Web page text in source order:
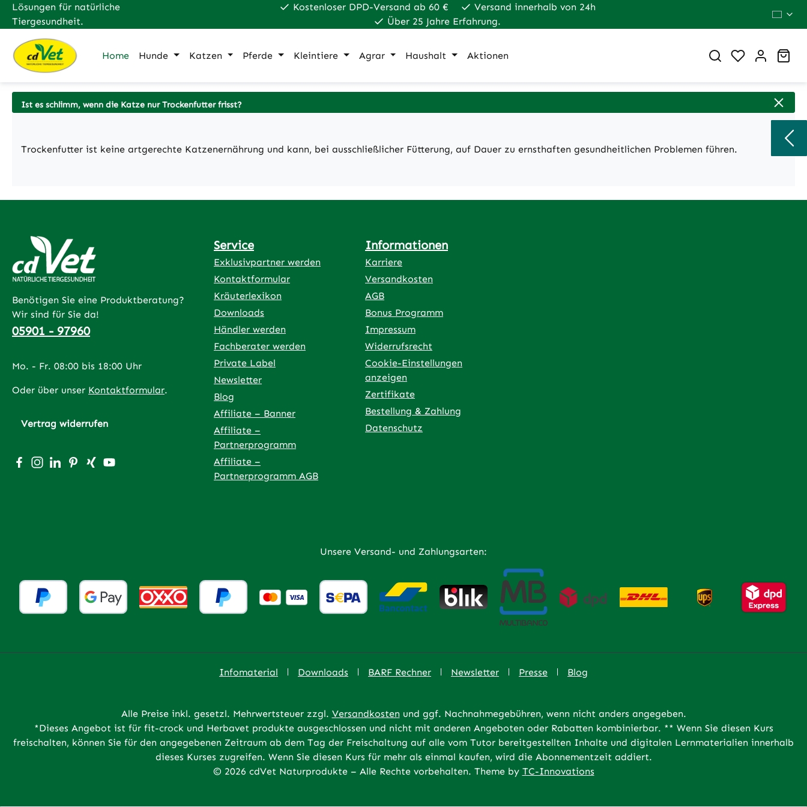
Hauptinhalt springen
Zur Suche springen
Zur Hauptnavigation springen
Lösungen für natürliche
Tiergesundheit.
Kostenloser DPD-Versand ab 60 €
Versand innerhalb von 24h
Über 25 Jahre Erfahrung.
Home Hunde Katzen Pferde Kleintiere Agrar Haushalt Aktionen Du hast 0
Ist es schlimm, wenn die Katze nur Trockenfutter frisst?
Trockenfutter ist keine artgerechte Katzenernährung und kann, bei ausschließlicher Fütterung, auf Dauer zu ernsthaften gesundheitlichen Problemen führen.
Benötigen Sie eine Produktberatung?
Wir sind für Sie da!
05901 - 97960
Mo. - Fr. 08:00 bis 18:00 Uhr
Oder über unser Kontaktformular.
Vertrag widerrufen
Besuche uns auf Facebook – öffnet in neuem Tab (externer Link)
Schau auf Instagram vorbei – öffnet in neuem Tab (externer Link)
Vernetze dich mit uns auf LinkedIn – öffnet in neuem Tab (externer Link)
Lass dich auf Pinterest inspirieren – öffnet in neuem Tab (externer Link)
Vernetze dich mit uns auf Xing – öffnet in neuem Tab (externer Link)
Sieh dir unsere Videos auf YouTube an – öffnet in neuem Tab (externer Link)
Service
Exklusivpartner werden
Kontaktformular
Kräuterlexikon
Downloads
Händler werden
Fachberater werden
Private Label
Newsletter
Blog
Affiliate – Banner
Affiliate –
Partnerprogramm
Affiliate –
Partnerprogramm AGB
Informationen
Karriere
Versandkosten
AGB
Bonus Programm
Impressum
Widerrufsrecht
Cookie-Einstellungen
anzeigen
Zertifikate
Bestellung & Zahlung
Datenschutz
Unsere Versand- und Zahlungsarten:
Infomaterial Downloads BARF Rechner Newsletter Presse Blog
Alle Preise inkl. gesetzl. Mehrwertsteuer zzgl. Versandkosten und ggf. Nachnahmegebühren, wenn nicht anders angegeben.
*Dieses Angebot ist für fit-crock und Herbavet produkte ausgeschlossen und nicht mit anderen Angeboten oder Rabatten kombinierbar. ** Wenn Sie diesen Kurs
freischalten, können Sie für den angegebenen Zeitraum ab dem Tag der Freischaltung auf alle vom Tutor bereitgestellten Inhalte und digitalen Lernmaterialien innerhalb
dieses Kurses zugreifen. Wenn Sie diesen Kurs für mehr als einmal kaufen, wird die Abonnementzeit addiert.
© 2026 cdVet Naturprodukte – Alle Rechte vorbehalten. Theme by TC-Innovations